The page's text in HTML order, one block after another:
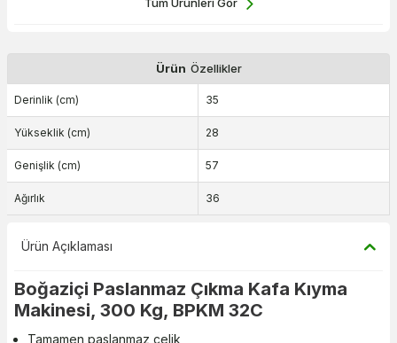
Ürün Özellikler
Derinlik (cm) 35
Yükseklik (cm) 28
Genişlik (cm) 57
Ağırlık 36
Ürün Açıklaması
Boğaziçi Paslanmaz Çıkma Kafa Kıyma
Makinesi, 300 Kg, BPKM 32C
Tamamen paslanmaz çelik